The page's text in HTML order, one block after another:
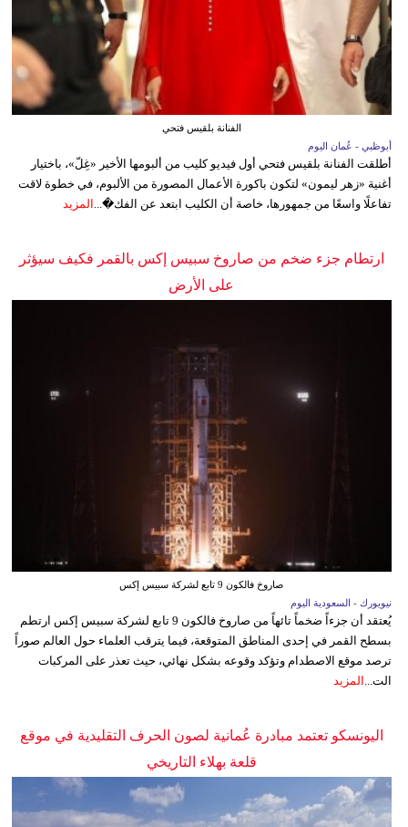
الفنانة بلقيس فتحي
أبوظبي - عُمان اليوم
أطلقت الفنانة بلقيس فتحي أول فيديو كليب من ألبومها الأخير «غِلّ»، باختيار
أغنية «زهر ليمون» لتكون باكورة الأعمال المصورة من الألبوم، في خطوة لاقت
تفاعلًا واسعًا من جمهورها، خاصة أن الكليب ابتعد عن الفك�... المزيد
ارتطام جزء ضخم من صاروخ سبيس إكس بالقمر فكيف سيؤثر
على الأرض
صاروخ فالكون 9 تابع لشركة سبيس إكس
نيويورك - السعودية اليوم
يُعتقد أن جزءاً ضخماً تائهاً من صاروخ فالكون 9 تابع لشركة سبيس إكس ارتطم
بسطح القمر في إحدى المناطق المتوقعة، فيما يترقب العلماء حول العالم صوراً
ترصد موقع الاصطدام وتؤكد وقوعه بشكل نهائي، حيث تعذر على المركبات
الت...
المزيد
اليونسكو تعتمد مبادرة عُمانية لصون الحرف التقليدية في موقع
قلعة بهلاء التاريخي